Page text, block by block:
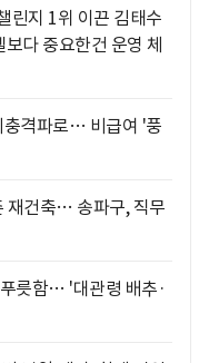
린지 1위 이끈 김태수
다 중요한건 운영 체
충격파로… 비급여 '풍
재건축… 송파구, 직무
릇함… '대관령 배추·